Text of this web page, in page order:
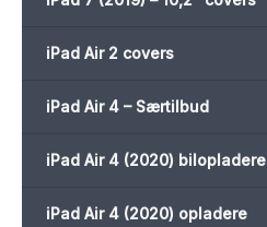
iPad Air 2 covers
iPad Air 4 – Særtilbud
iPad Air 4 (2020) bilopladere
iPad Air 4 (2020) opladere